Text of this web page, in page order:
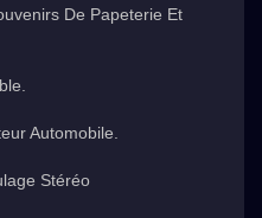
De Papeterie Et
Automobile.
Stéréo